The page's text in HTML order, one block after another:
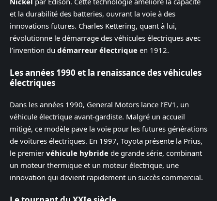
et la durabilité des batteries, ouvrant la voie à des
innovations futures. Charles Kettering, quant à lui,
révolutionne le démarrage des véhicules électriques avec
l’invention du démarreur électrique en 1912.
Les années 1990 et la renaissance des véhicules
électriques
Dans les années 1990, General Motors lance l’EV1, un
véhicule électrique avant-gardiste. Malgré un accueil
mitigé, ce modèle pave la voie pour les futures générations
de voitures électriques. En 1997, Toyota présente la Prius,
le premier véhicule hybride de grande série, combinant
un moteur thermique et un moteur électrique, une
innovation qui devient rapidement un succès commercial.